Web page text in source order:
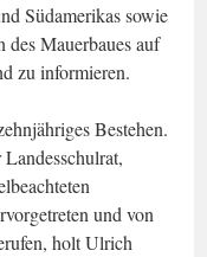
Südamerikas sowie
Mauerbaues auf
zu informieren.
Bestehen.
und von
holt Ulrich